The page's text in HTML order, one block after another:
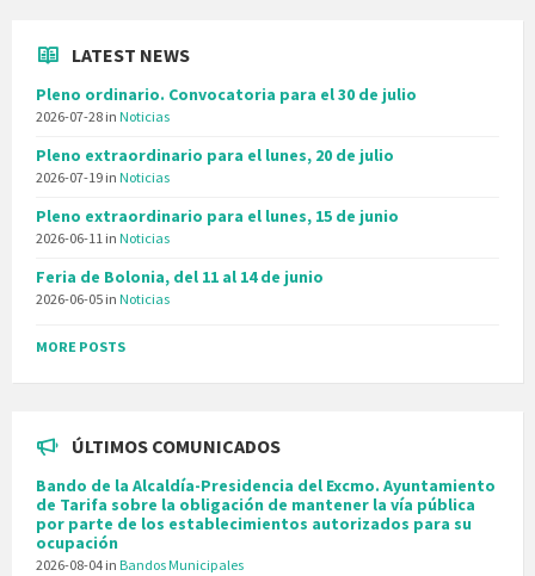
LATEST NEWS
Pleno ordinario. Convocatoria para el 30 de julio
2026-07-28 in Noticias
Pleno extraordinario para el lunes, 20 de julio
2026-07-19 in Noticias
Pleno extraordinario para el lunes, 15 de junio
2026-06-11 in Noticias
Feria de Bolonia, del 11 al 14 de junio
2026-06-05 in Noticias
MORE POSTS
ÚLTIMOS COMUNICADOS
Bando de la Alcaldía-Presidencia del Excmo. Ayuntamiento
de Tarifa sobre la obligación de mantener la vía pública
por parte de los establecimientos autorizados para su
ocupación
2026-08-04 in Bandos Municipales